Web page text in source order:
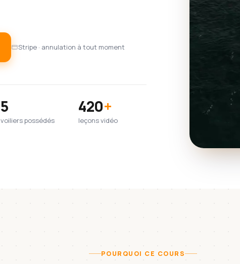
Stripe · annulation à tout moment
5
voiliers possédés
420+
leçons vidéo
POURQUOI CE COURS